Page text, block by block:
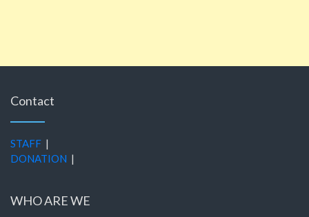
Contact
STAFF |
DONATION |
WHO ARE WE